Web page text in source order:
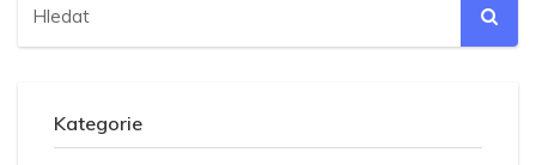
Kategorie